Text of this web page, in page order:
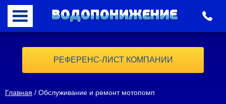
РЕФЕРЕНС-ЛИСТ КОМПАНИИ
Главная / Обслуживание и ремонт мотопомп